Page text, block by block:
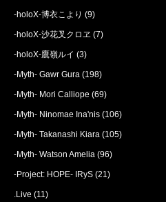
-holoX-博衣こより (9)
-holoX-沙花叉クロヱ (7)
-holoX-鷹嶺ルイ (3)
-Myth- Gawr Gura (198)
-Myth- Mori Calliope (69)
-Myth- Ninomae Ina'nis (106)
-Myth- Takanashi Kiara (105)
-Myth- Watson Amelia (96)
-Project: HOPE- IRyS (21)
.Live (11)